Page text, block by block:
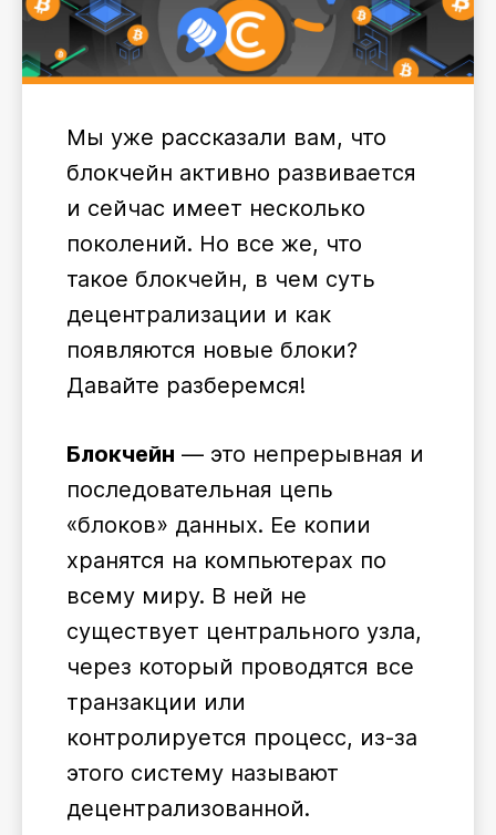
Мы уже рассказали вам, что
блокчейн активно развивается
и сейчас имеет несколько
поколений. Но все же, что
такое блокчейн, в чем суть
децентрализации и как
появляются новые блоки?
Давайте разберемся!
Блокчейн — это непрерывная и
последовательная цепь
«блоков» данных. Ее копии
хранятся на компьютерах по
всему миру. В ней не
существует центрального узла,
через который проводятся все
транзакции или
контролируется процесс, из-за
этого систему называют
децентрализованной.